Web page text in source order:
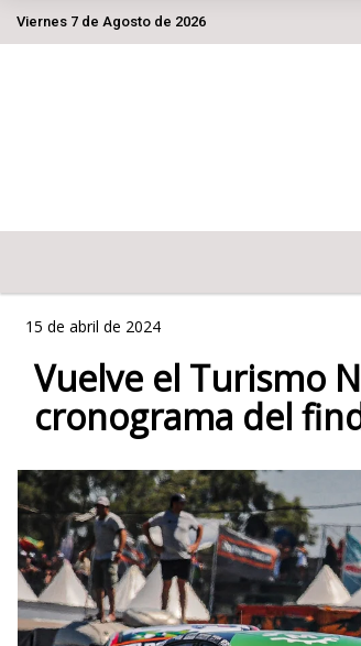
Viernes 7 de Agosto de 2026 Hoy es Viernes 7
15 de abril de 2024
Vuelve el Turismo
cronograma del